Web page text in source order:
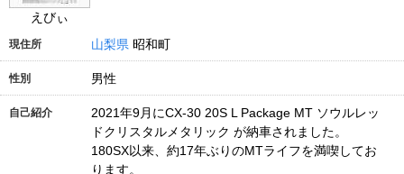
えびぃ
現住所 山梨県 昭和町
性別 男性
自己紹介
2021年9月にCX-30 20S L Package MT ソウルレッ
ドクリスタルメタリック が納車されました。
180SX以来、約17年ぶりのMTライフを満喫してお
ります。